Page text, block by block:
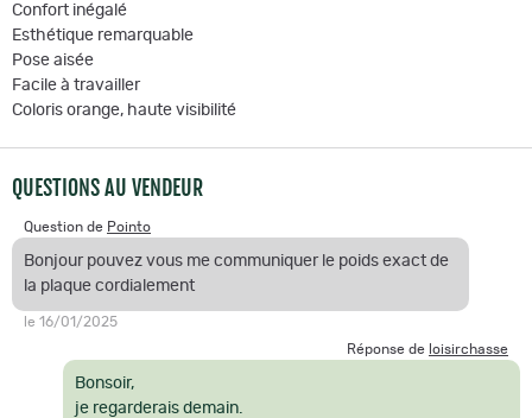
Confort inégalé
Esthétique remarquable
Pose aisée
Facile à travailler
Coloris orange, haute visibilité
QUESTIONS AU VENDEUR
Question de Pointo
Bonjour pouvez vous me communiquer le poids exact de
la plaque cordialement
le 16/01/2025
Réponse de loisirchasse
Bonsoir,
je regarderais demain.